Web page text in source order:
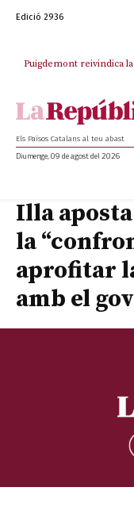
Edició 2936
Puigdemont reivindica
Els Països Catalans al teu abast
Diumenge, 09 de agost del 2026
Illa
la
aprofitar
amb el